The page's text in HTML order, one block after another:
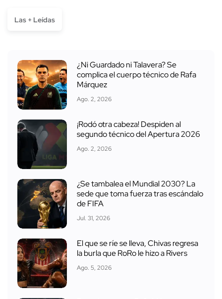
Las + Leídas
¿Ni Guardado ni Talavera? Se
complica el cuerpo técnico de Rafa
Márquez
Ago. 2, 2026
¡Rodó otra cabeza! Despiden al
segundo técnico del Apertura 2026
Ago. 2, 2026
¿Se tambalea el Mundial 2030? La
sede que toma fuerza tras escándalo
de FIFA
Jul. 31, 2026
El que se ríe se lleva, Chivas regresa
la burla que RoRo le hizo a Rivers
Ago. 5, 2026